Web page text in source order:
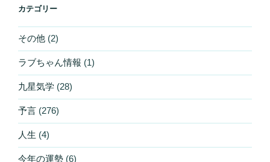
カテゴリー
その他 (2)
ラブちゃん情報 (1)
九星気学 (28)
予言 (276)
人生 (4)
今年の運勢 (6)